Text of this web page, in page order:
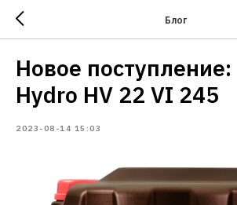
Блог
Новое поступление:
Hydro HV 22 VI 245
2023-08-14 15:03